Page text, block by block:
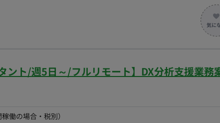
チームのKPIやPDCA管理: チームメンバーの業務課題を見つ
。 - 各アカウントのKPI管理: 戦略/戦術から引かれたKPIを達
遂行する。 - ステークホルダーマネジメント: メーカーや代
ション。 - 戦略層への成長戦略提案支援: オーナーが社内
料や報告内容の整理。
ント/週5日～/フルリモート】DX分析支援業務
働の場合・税別）